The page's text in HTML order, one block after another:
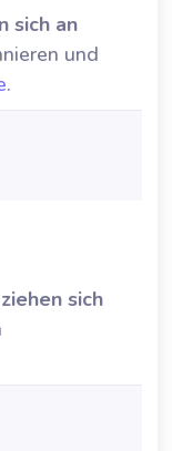
sich an
und
.
sich